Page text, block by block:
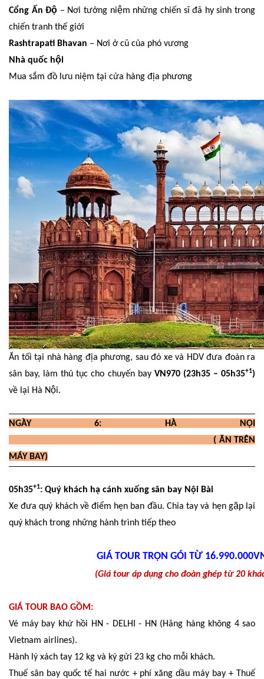
Cổng Ấn Độ – Nơi tưởng niệm những chiến sĩ đã hy sinh trong
chiến tranh thế giới
Rashtrapati Bhavan – Nơi ở cũ của phó vương
Nhà quốc hội
Mua sắm đồ lưu niệm tại cửa hàng địa phương
Ăn tối tại nhà hàng địa phương, sau đó xe và HDV đưa đoàn ra
sân bay, làm thủ tục cho chuyến bay VN970 (23h35 – 05h35+1)
về lại Hà Nội.
NGÀY 6: HÀ NỘI
( ĂN TRÊN
MÁY BAY)
05h35+1: Quý khách hạ cánh xuống sân bay Nội Bài
Xe đưa quý khách về điểm hẹn ban đầu. Chia tay và hẹn gặp lại
quý khách trong những hành trình tiếp theo
GIÁ TOUR TRỌN GÓI TỪ
(Giá tour áp dụng cho đoàn ghép từ 20
GIÁ TOUR BAO GỒM:
Vé máy bay khứ hồi HN - DELHI - HN (Hãng hàng không 4 sao
Vietnam airlines).
Hành lý xách tay 12 kg và ký gửi 23 kg cho mỗi khách.
Thuế sân bay quốc tế hai nước + phí xăng dầu máy bay + Thuế